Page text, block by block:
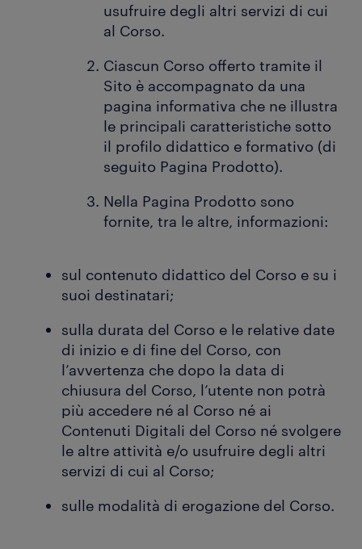
usufruire degli altri servizi di cui
al Corso.
Ciascun Corso offerto tramite il
Sito è accompagnato da una
pagina informativa che ne illustra
le principali caratteristiche sotto
il profilo didattico e formativo (di
seguito Pagina Prodotto).
Nella Pagina Prodotto sono
fornite, tra le altre, informazioni:
sul contenuto didattico del Corso e su i
suoi destinatari;
sulla durata del Corso e le relative date
di inizio e di fine del Corso, con
l’avvertenza che dopo la data di
chiusura del Corso, l’utente non potrà
più accedere né al Corso né ai
Contenuti Digitali del Corso né svolgere
le altre attività e/o usufruire degli altri
servizi di cui al Corso;
sulle modalità di erogazione del Corso.